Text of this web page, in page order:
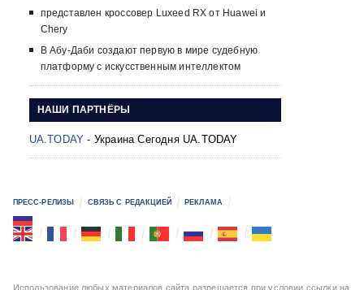
представлен кроссовер Luxeed RX от Huawei и
Chery
В Абу-Даби создают первую в мире судебную
платформу с искусственным интеллектом
НАШИ ПАРТНЁРЫ
UA.TODAY - Украина Сегодня UA.TODAY
ПРЕСС-РЕЛИЗЫ СВЯЗЬ С РЕДАКЦИЕЙ РЕКЛАМА
Использование любых материалов сайта разрешается при условии ссылки на